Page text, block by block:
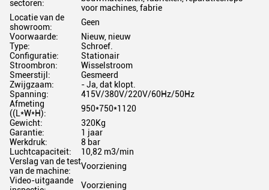
sectoren:
voor machines, fabrie
Locatie van de
showroom:
Geen
Voorwaarde:
Nieuw, nieuw
Type:
Schroef.
Configuratie:
Stationair
Stroombron:
Wisselstroom
Smeerstijl:
Gesmeerd
Zwijgzaam:
- Ja, dat klopt.
Spanning:
415V/380V/220V/60Hz/50Hz
Afmeting
((L*W*H):
950*750*1120
Gewicht:
320Kg
Garantie:
1 jaar
Werkdruk:
8 bar
Luchtcapaciteit:
10,82 m3/min
Verslag van de test
van de machine:
Voorziening
Video-uitgaande
Voorziening